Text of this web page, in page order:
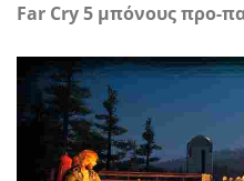
Far Cry 5 μπόνους προ-